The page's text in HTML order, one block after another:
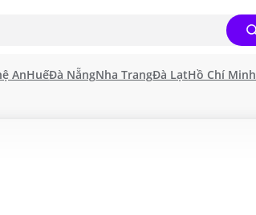
AnHuếĐà NẵngNha TrangĐà LạtHồ Chí Minh